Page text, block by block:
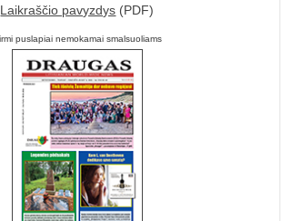
Laikraščio pavyzdys (PDF)
puslapiai nemokamai smalsuoliams